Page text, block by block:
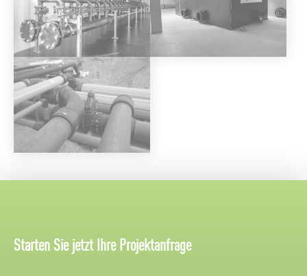
Starten Sie jetzt Ihre Projektanfrage